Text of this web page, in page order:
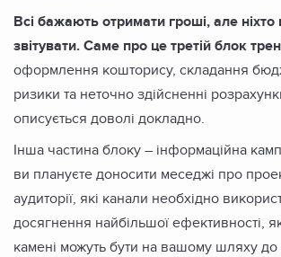
Всі бажають отримати гроші, але ніхто
звітувати. Саме про це третій блок
оформлення кошторису, складання
ризики та неточно здійсненні
описується доволі докладно.
Інша частина блоку – інформаційна
ви плануєте доносити меседжі про
аудиторії, які канали необхідно
досягнення найбільшої ефективності,
камені можуть бути на вашому шляху до